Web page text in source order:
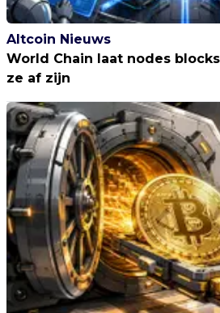
Altcoin Nieuws
World Chain laat nodes
ze af zijn